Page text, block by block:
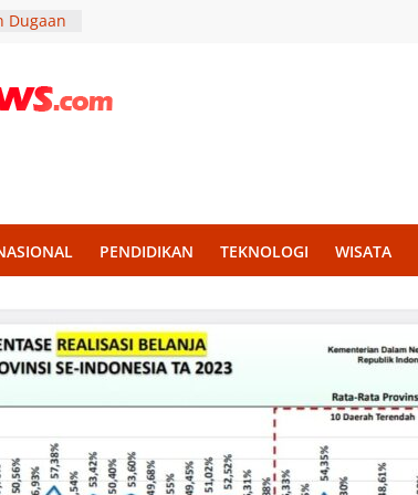
Dugaan
Disiplin
PENDIDIKAN TEKNOLOGI WISATA